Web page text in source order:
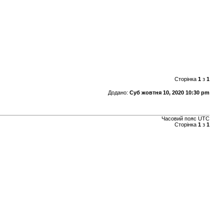
Сторінка 1з 1
Додано: Суб жовтня 10, 2020 10:30 pm
Часовий пояс UTC
Сторінка 1з 1